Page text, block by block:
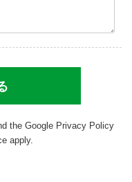
the Google Privacy Policy
apply.